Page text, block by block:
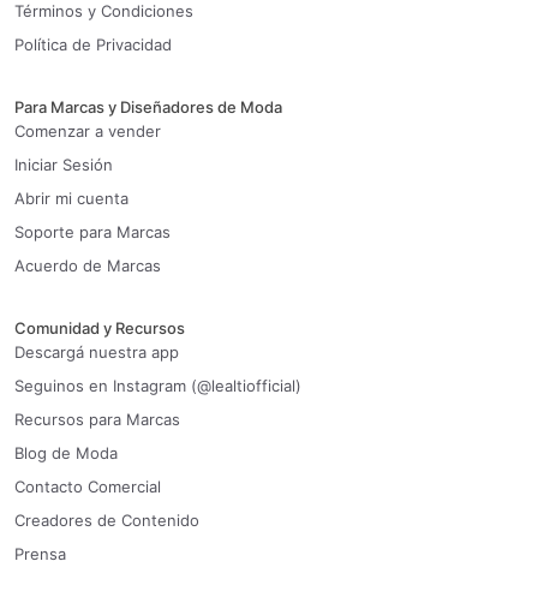
Términos y Condiciones
Política de Privacidad
Para Marcas y Diseñadores de Moda
Comenzar a vender
Iniciar Sesión
Abrir mi cuenta
Soporte para Marcas
Acuerdo de Marcas
Comunidad y Recursos
Descargá nuestra app
Seguinos en Instagram (@lealtiofficial)
Recursos para Marcas
Blog de Moda
Contacto Comercial
Creadores de Contenido
Prensa